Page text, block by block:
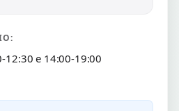
12:30 e 14:00-19:00